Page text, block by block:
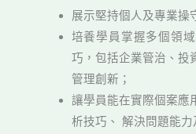
展示堅持個人及專業操
培養學員掌握多個領
巧，包括企業管治、投
管理創新；
讓學員能在實際個案應
析技巧、 解決問題能力